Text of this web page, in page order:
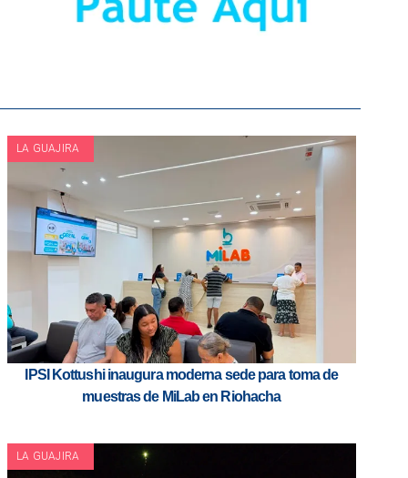
LA GUAJIRA
IPSI Kottushi inaugura moderna sede para toma de
muestras de MiLab en Riohacha
LA GUAJIRA